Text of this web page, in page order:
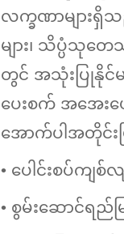
လက္ခဏာများရှိသ
များ၊ သိပ္ပံသုတ
တွင် အသုံးပြုနိုင်မ
ပေးစက် အအေး
အောက်ပါအတိုင်း
• ပေါင်းစပ်ကျ
• စွမ်းဆောင်ရ